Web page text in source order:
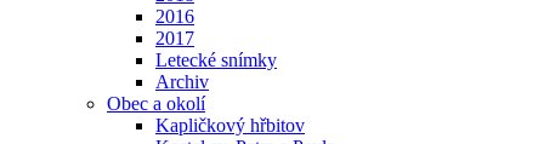
2016
2017
Letecké snímky
Archiv
Obec a okolí
Kapličkový hřbitov